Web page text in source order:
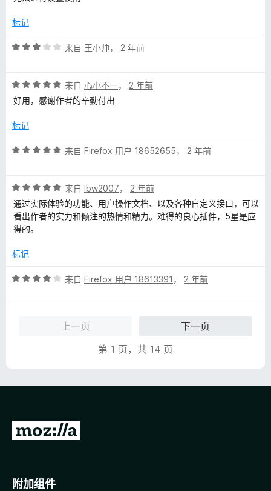
5
标记
评
/
5
来自 王小帅， 2 年前
评
分
/
来自 心小不一， 2 年前
好用，感谢作者的辛勤付出
标记
评
/
5
来自 Firefox 用户 18652655， 2 年前
评
分
5
/
来自 lbw2007， 2 年前
通过实际体验的功能、用户操作文档、以及各种自定义接口，可以
看出作者的实力和倾注的热情和精力。难得的良心插件，5星是应
得的。
标记
评
来自 Firefox 用户 18613391 ， 2 年前
上一页
下一页
第 1 页，共 14 页
转
o
附加组件